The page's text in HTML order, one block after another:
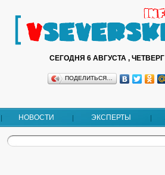
СЕГОДНЯ 6 АВГУСТА , ЧЕТВЕРГ
ПОДЕЛИТЬСЯ…
НОВОСТИ ЭКСПЕРТЫ